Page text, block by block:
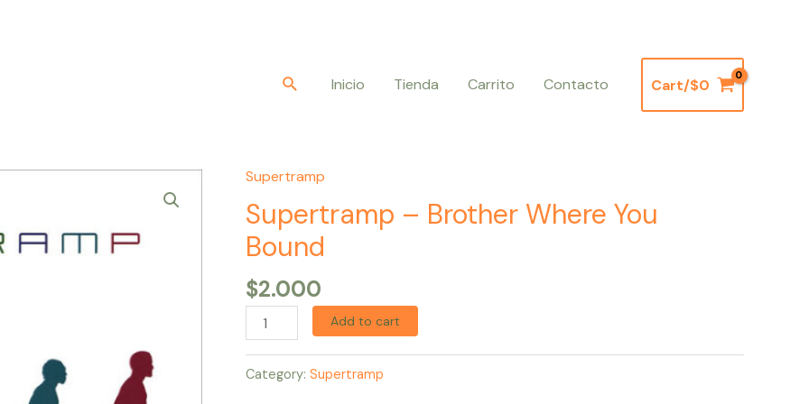
BuscarInicio Tienda Carrito Contacto Cart/$0
Supertramp
Supertramp – Brother Where You
Bound
$2.000
Supertramp
–
Brother
Where
You
Bound
quantity
Add to cart
Category: Supertramp